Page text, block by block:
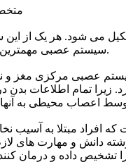
تشکیل می شود. هر یک از
سیستم عصبی مهمترین این سیستم هاست که بخش بزرگی از اتصالات بدن را تشکیل می دهد.
مرکزی مغز و
تمام اطلاعات
مبتلا به آسیب
دانش و مهارت های
تشخیص داده و درمان